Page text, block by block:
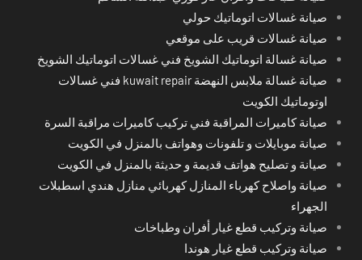
صيانة غسالات اتوماتيك حولي
صيانة غسالات قريب على موقعي
صيانة غسالة اتوماتيك الشويخ فني غسالات اتوماتيك الشويخ
صيانة غسالة ملابس النهضة kuwait repair فني غسالات
اوتوماتيك الكويت
صيانة كاميرات المراقبة فني تركيب كاميرات مراقبة السرة
صيانة موبايلات و تلفونات وهواتف بالمنزل في الكويت
صيانة و تصليح هواتف قديمة و حديثة بالمنزل في الكويت
صيانة واصلاح كهرباء المنازل كهربائي منازل هندي اسطبلات
الجهراء
صيانة وتركيب قطع غيار أفران وطباخات
صيانة وتركيب قطع غيار هوندا